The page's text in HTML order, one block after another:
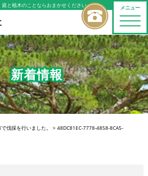
メニュー
toggle
庭と植木のことならおまかせください
新着情報
伐採を行いました。 > 48DC81EC-7778-4858-8CA5-